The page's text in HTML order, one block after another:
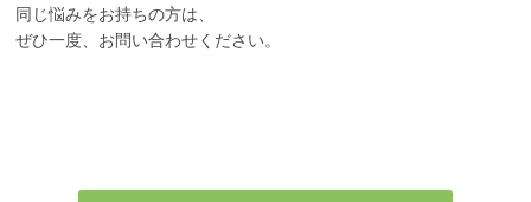
同じ悩みをお持ちの方は、
ぜひ一度、お問い合わせください。